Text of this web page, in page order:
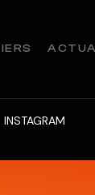
INSTAGRAM